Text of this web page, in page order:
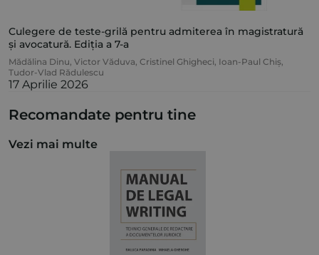
Culegere de teste-grilă pentru admiterea în magistratură
și avocatură. Ediția a 7-a
Mădălina Dinu, Victor Văduva, Cristinel Ghigheci, Ioan-Paul Chiș,
Tudor-Vlad Rădulescu
17 Aprilie 2026
Recomandate pentru tine
Vezi mai multe